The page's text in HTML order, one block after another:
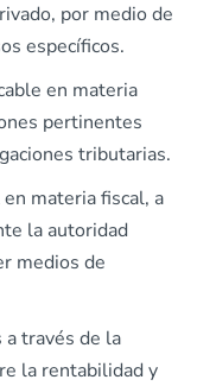
por medio de
específicos.
en materia
pertinentes
tributarias.
materia fiscal, a
la autoridad
medios de
través de la
la rentabilidad y